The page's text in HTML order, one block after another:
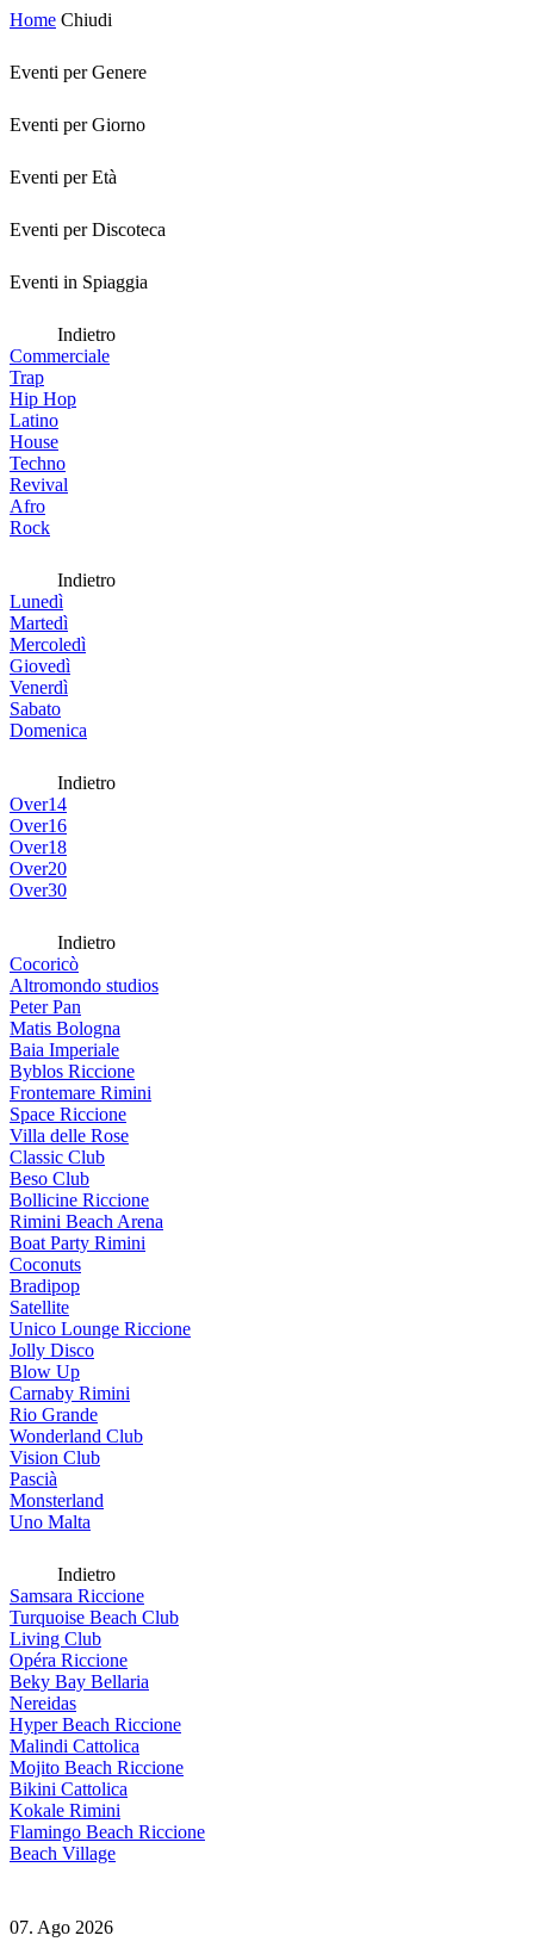
Home Chiudi
Eventi per Genere
Eventi per Giorno
Eventi per Età
Eventi per Discoteca
Eventi in Spiaggia
Indietro
Commerciale
Trap
Hip Hop
Latino
House
Techno
Revival
Afro
Rock
Indietro
Lunedì
Martedì
Mercoledì
Giovedì
Venerdì
Sabato
Domenica
Indietro
Over14
Over16
Over18
Over20
Over30
Indietro
Cocoricò
Altromondo studios
Peter Pan
Matis Bologna
Baia Imperiale
Byblos Riccione
Frontemare Rimini
Space Riccione
Villa delle Rose
Classic Club
Beso Club
Bollicine Riccione
Rimini Beach Arena
Boat Party Rimini
Coconuts
Bradipop
Satellite
Unico Lounge Riccione
Jolly Disco
Blow Up
Carnaby Rimini
Rio Grande
Wonderland Club
Vision Club
Pascià
Monsterland
Uno Malta
Indietro
Samsara Riccione
Turquoise Beach Club
Living Club
Opéra Riccione
Beky Bay Bellaria
Nereidas
Hyper Beach Riccione
Malindi Cattolica
Mojito Beach Riccione
Bikini Cattolica
Kokale Rimini
Flamingo Beach Riccione
Beach Village
07. Ago 2026